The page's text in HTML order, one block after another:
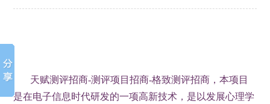
天赋测评招商-测评项目招商-格致测评招商，本项目
是在电子信息时代研发的一项高新技术， 是 以发展心理学